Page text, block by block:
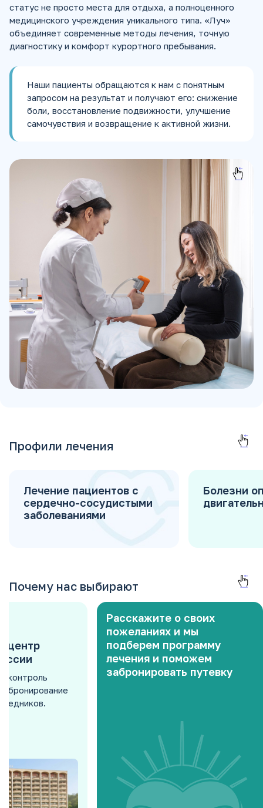
статус не просто места для отдыха, а полноценного
медицинского учреждения уникального типа. «Луч»
объединяет современные методы лечения, точную
диагностику и комфорт курортного пребывания.
Наши пациенты обращаются к нам с понятным
запросом на результат и получают его: снижение
боли, восстановление подвижности, улучшение
самочувствия и возвращение к активной жизни.
Профили лечения
Лечение пациентов с
сердечно-сосудистыми
заболеваниями
Болезни
Почему нас выбирают
центр
контроль
бронирование
Расскажите о своих
пожеланиях и мы
подберем программу
лечения и поможем
забронировать путевку